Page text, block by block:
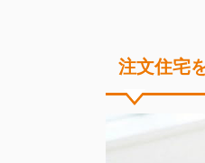
注文住宅